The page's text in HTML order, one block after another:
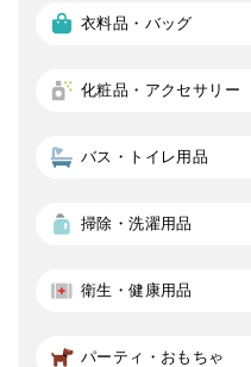
衣料品・バッグ
化粧品・アクセサリー
バス・トイレ用品
掃除・洗濯用品
衛生・健康用品
パーティ・おもちゃ